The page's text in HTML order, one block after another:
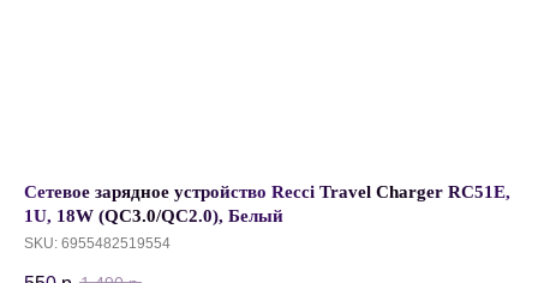
Сетевое зарядное устройство Recci Travel Charger RC51E,
1U, 18W (QC3.0/QC2.0), Белый
SKU: 6955482519554